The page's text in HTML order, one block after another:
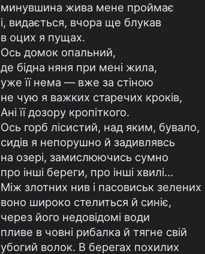
минувшина жива мене проймає
і, видається, вчора ще блукав
в оцих я пущах.
Ось домок опальний,
де бідна няня при мені жила,
уже її нема — вже за стіною
не чую я важких старечих кроків,
Ані її дозору кропіткого.
Ось горб лісистий, над яким, бувало,
сидів я непорушно й задивлявсь
на озері, замислюючись сумно
про інші береги, про інші хвилі...
Між злотних нив і пасовиськ зелених
воно широко стелиться й синіє,
через його недовідомі води
пливе в човні рибалка й тягне свій
убогий волок. В берегах похилих